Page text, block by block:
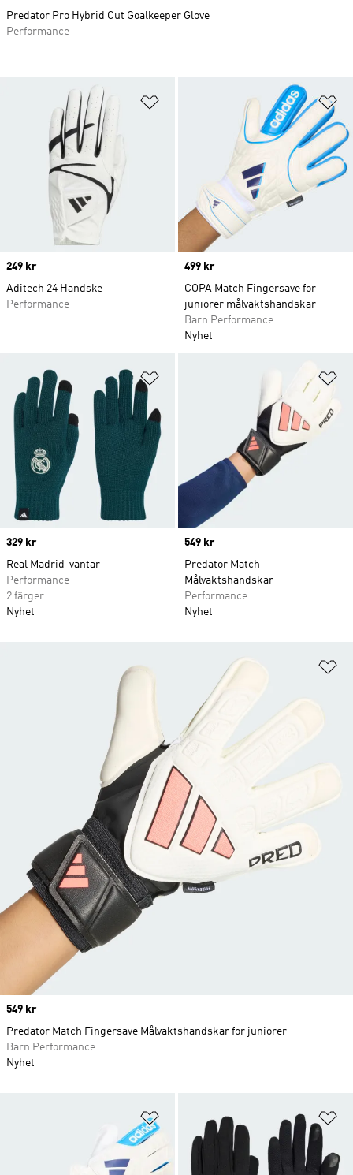
Lägg till på önskelistan
Price
249 kr
Aditech 24 Handske
Performance
Price
499 kr
COPA Match Fingersave för
juniorer målvaktshandskar
Barn Performance
Nyhet
Price
329 kr
Real Madrid-vantar
Performance
2 färger
Nyhet
Price
549 kr
Predator Match
Målvaktshandskar
Performance
Nyhet
Lägg till på önskelistan
Predator Pro Hybrid Cut Goalkeeper Glove
Performance
Price
549 kr
Predator Match Fingersave Målvaktshandskar för juniorer
Barn Performance
Nyhet